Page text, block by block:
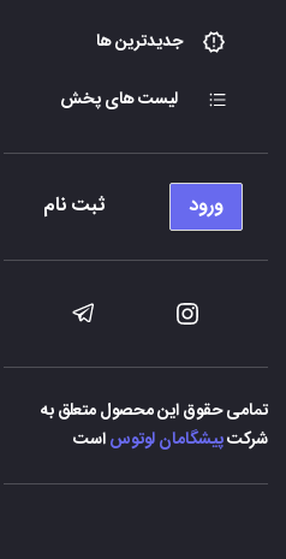
جدیدترین ها
لیست های پخش
ورود ثبت نام
تمامی حقوق این محصول متعلق به
شرکتپیشگامان لوتوساست